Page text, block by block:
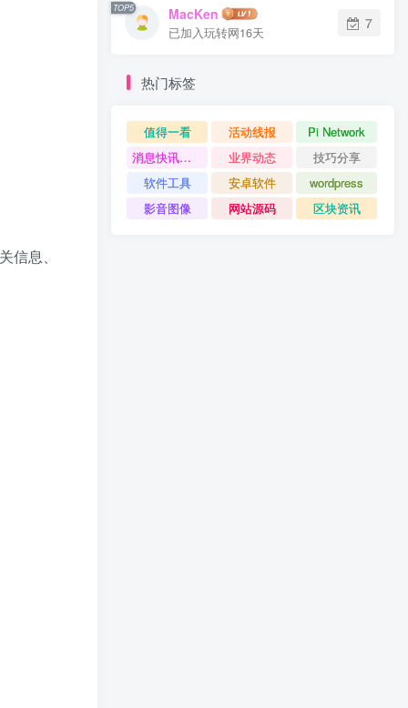
息、
TOP5 MacKen
已加入玩转网16天
7
热门标签
值得一看 活动线报
Pi Network
消息快讯查看更多 》》
业界动态
技巧分享
软件工具
安卓软件
wordpress
影音图像
网站源码 区块资讯